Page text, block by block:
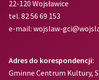
22-120 Wojsławice
tel. 82 56 69 153
e-mail: wojslaw-
Adres do korespondencji:
Gminne Centrum Kultury,